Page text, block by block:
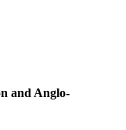
and Anglo-